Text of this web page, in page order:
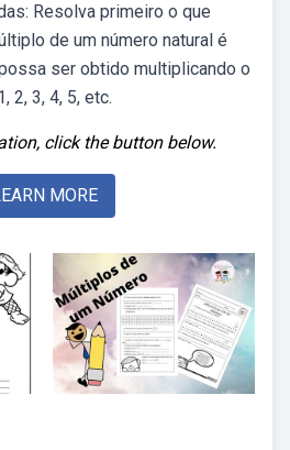
Resolva primeiro o que
de um número natural é
ser obtido multiplicando o
2, 3, 4, 5, etc.
click the button below.
MORE